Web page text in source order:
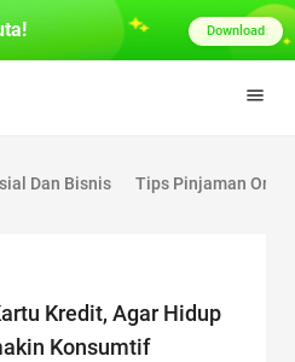
Dan Bisnis Tips Pinjaman
Kredit, Agar Hidup
Konsumtif
Download